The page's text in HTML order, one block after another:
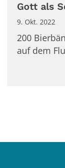
Gott als
9. Okt. 2022
200
auf dem